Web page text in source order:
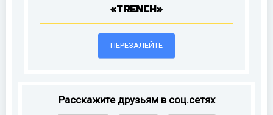
«TRENCH»
ПЕРЕЗАЛЕЙТЕ
Расскажите друзьям в соц.сетях